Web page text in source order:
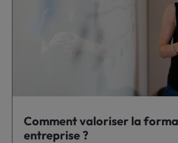
Comment valoriser la
entreprise ?